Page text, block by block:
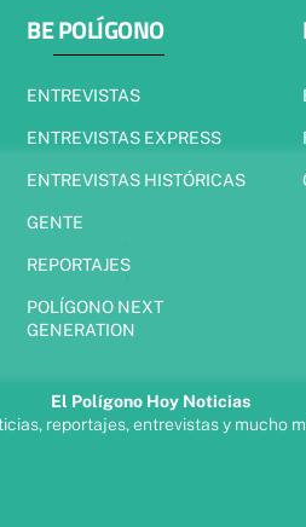
BE POLÍGONO
ENTREVISTAS
ENTREVISTAS EXPRESS
ENTREVISTAS HISTÓRICAS
GENTE
REPORTAJES
POLÍGONO NEXT
GENERATION
El Polígono Hoy Noticias
reportajes, entrevistas y mucho